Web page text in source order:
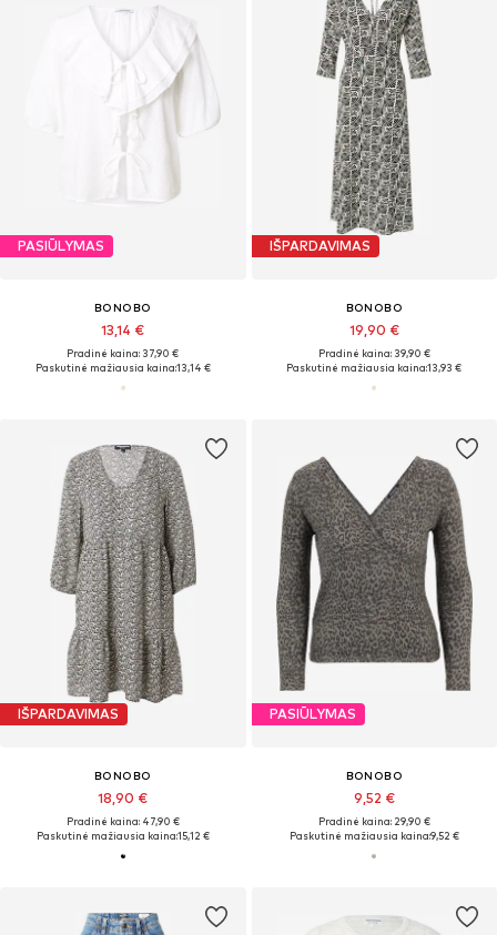
PASIŪLYMAS
BONOBO
13,14 €
Pradinė kaina: 37,90 €
Paskutinė mažiausia kaina:13,14 €
IŠPARDAVIMAS
BONOBO
19,90 €
Pradinė kaina: 39,90 €
Paskutinė mažiausia kaina:13,93 €
IŠPARDAVIMAS
BONOBO
18,90 €
Pradinė kaina: 47,90 €
Paskutinė mažiausia kaina:15,12 €
PASIŪLYMAS
BONOBO
9,52 €
Pradinė kaina: 29,90 €
Paskutinė mažiausia kaina:9,52 €